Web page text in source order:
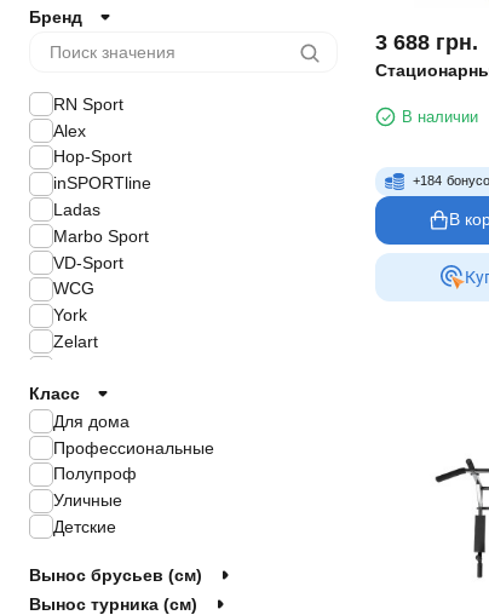
3 688 грн.
В наличии
+184
В
Бренд
RN Sport
Alex
Hop-Sport
inSPORTline
Ladas
Marbo Sport
VD-Sport
WCG
York
Zelart
Торнадо
Zipro
SP-Planeta
Toorx
VNK
4FIZJO
Класс
Для дома
Профессиональные
Полупроф
Уличные
Детские
Вынос брусьев (см)
Вынос турника (см)